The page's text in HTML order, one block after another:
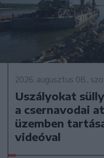
2026. augusztus 08.,
Uszályokat
a csernavodai
üzemben
videóval